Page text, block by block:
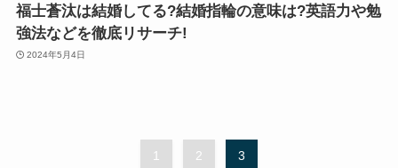
福士蒼汰は結婚してる?結婚指輪の意味は?英語力や勉
強法などを徹底リサーチ!
2024年5月4日
1 2 3